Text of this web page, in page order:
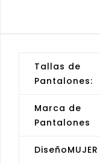
Tallas de
Pantalones:
Marca de
Pantalones
DiseñoMUJER